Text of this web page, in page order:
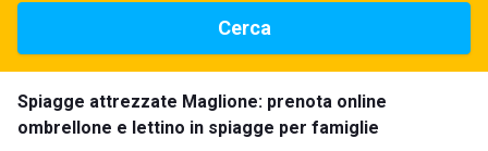
Cerca
Spiagge attrezzate Maglione: prenota online
ombrellone e lettino in spiagge per famiglie